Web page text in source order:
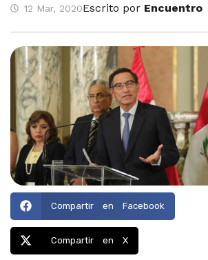
12 Mar, 2020Escrito por Encuentro
Compartir en Facebook
Compartir en X